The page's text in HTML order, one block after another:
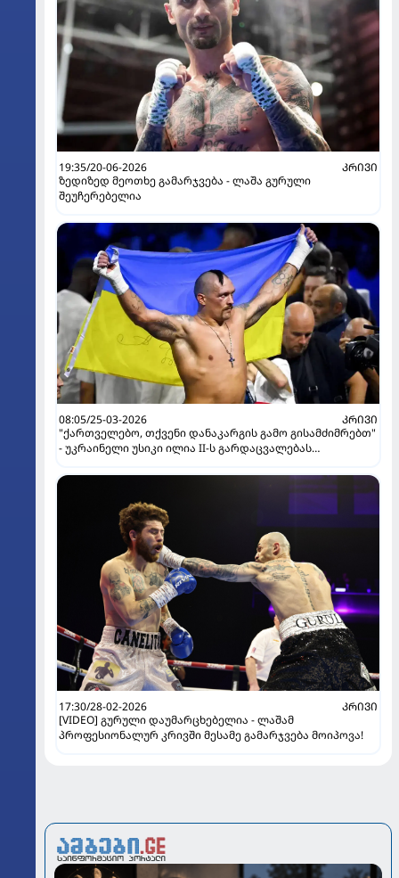
19:35/20-06-2026
ᲙᲠᲘᲕᲘ
ზედიზედ მეოთხე გამარჯვება - ლაშა გურული
შეუჩერებელია
08:05/25-03-2026
ᲙᲠᲘᲕᲘ
"ქართველებო, თქვენი დანაკარგის გამო გისამძიმრებთ"
- უკრაინელი უსიკი ილია II-ს გარდაცვალებას
17:30/28-02-2026
ᲙᲠᲘᲕᲘ
[VIDEO] გურული დაუმარცხებელია - ლაშამ
პროფესიონალურ კრივში მესამე გამარჯვება მოიპოვა!